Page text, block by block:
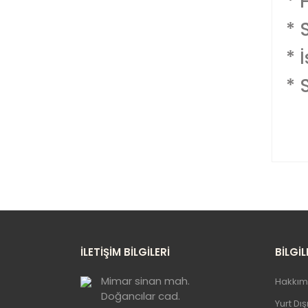
*
*
*
İLETİŞİM BİLGİLERİ
Mimar sinan mah.
Doğancılar cad.
Yurt